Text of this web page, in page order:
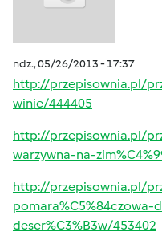
ndz., 05/26/2013 - 17:37
http://przepisownia.pl/
winie/444405
http://przepisownia.pl/
warzywna-na-
http://przepisownia.pl/
pomara%C5%84czowa-
deser%C3%B3w/453402